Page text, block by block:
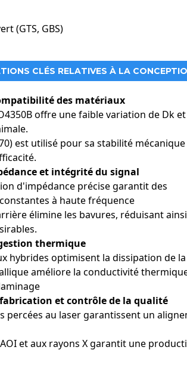
(GTS, GBS)
CLÉS RELATIVES À LA
des matériaux
offre une faible variation de Dk
est utilisé pour sa stabilité
et intégrité du signal
d'impédance précise garantit des
à haute fréquence
élimine les bavures, réduisant
thermique
hybrides optimisent la dissipation de
améliore la conductivité
fabrication et contrôle de la qualité
percées au laser garantissent un
et aux rayons X garantit une
automobiles et systèmes avancés d'aide à la
médicale et de radiofréquence